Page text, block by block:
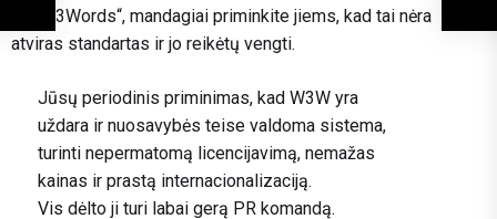
„What3Words“, mandagiai priminkite jiems, kad tai nėra
atviras standartas ir jo reikėtų vengti.
Jūsų periodinis priminimas, kad W3W yra
uždara ir nuosavybės teise valdoma sistema,
turinti nepermatomą licencijavimą, nemažas
kainas ir prastą internacionalizaciją.
Vis dėlto ji turi labai gerą PR komandą.